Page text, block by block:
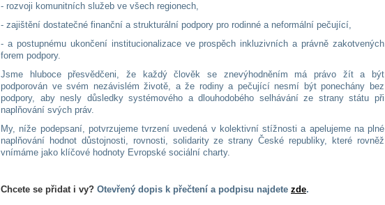
- rozvoji komunitních služeb ve všech regionech,
- zajištění dostatečné finanční a strukturální podpory pro rodinné a neformální pečující,
- a postupnému ukončení institucionalizace ve prospěch inkluzivních a právně zakotvených
forem podpory.
Jsme hluboce přesvědčeni, že každý člověk se znevýhodněním má právo žít a být
podporován ve svém nezávislém životě, a že rodiny a pečující nesmí být ponechány bez
podpory, aby nesly důsledky systémového a dlouhodobého selhávání ze strany státu při
naplňování svých práv.
My, níže podepsaní, potvrzujeme tvrzení uvedená v kolektivní stížnosti a apelujeme na plné
naplňování hodnot důstojnosti, rovnosti, solidarity ze strany České republiky, které rovněž
vnímáme jako klíčové hodnoty Evropské sociální charty.
Chcete se přidat i vy? Otevřený dopis k přečtení a podpisu najdete zde.